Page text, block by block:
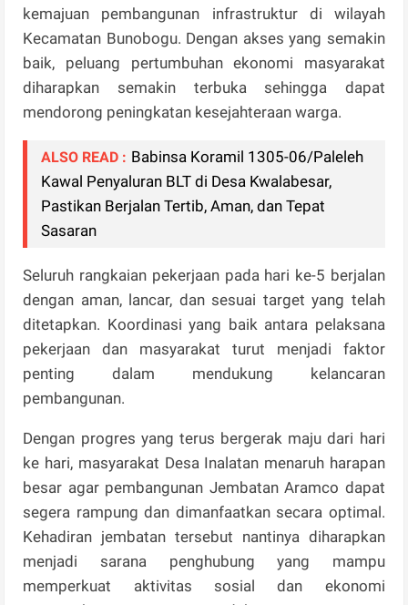
kemajuan pembangunan infrastruktur di wilayah
Kecamatan Bunobogu. Dengan akses yang semakin
baik, peluang pertumbuhan ekonomi masyarakat
diharapkan semakin terbuka sehingga dapat
mendorong peningkatan kesejahteraan warga.
ALSO READ : Babinsa Koramil 1305-06/Paleleh
Kawal Penyaluran BLT di Desa Kwalabesar,
Pastikan Berjalan Tertib, Aman, dan Tepat
Sasaran
Seluruh rangkaian pekerjaan pada hari ke-5 berjalan
dengan aman, lancar, dan sesuai target yang telah
ditetapkan. Koordinasi yang baik antara pelaksana
pekerjaan dan masyarakat turut menjadi faktor
penting dalam mendukung kelancaran
pembangunan.
Dengan progres yang terus bergerak maju dari hari
ke hari, masyarakat Desa Inalatan menaruh harapan
besar agar pembangunan Jembatan Aramco dapat
segera rampung dan dimanfaatkan secara optimal.
Kehadiran jembatan tersebut nantinya diharapkan
menjadi sarana penghubung yang mampu
memperkuat aktivitas sosial dan ekonomi